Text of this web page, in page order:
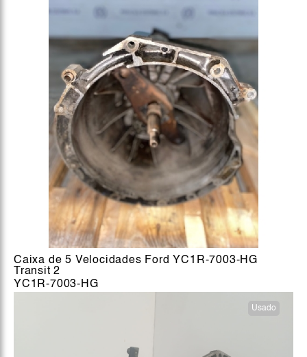
Caixa de 5 Velocidades Ford YC1R-7003-HG
Transit 2
YC1R-7003-HG
Usado